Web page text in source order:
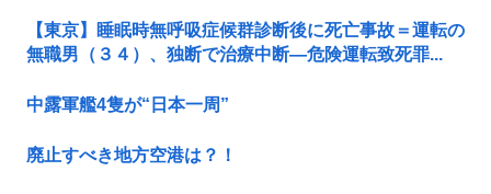
【東京】睡眠時無呼吸症候群診断後に死亡事故＝運転の
無職男（３４）、独断で治療中断―危険運転致死罪...
中露軍艦4隻が“日本一周”
廃止すべき地方空港は？！